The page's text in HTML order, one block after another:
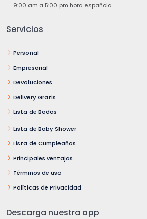
9:00 am a 5:00 pm hora española
Servicios
Personal
Empresarial
Devoluciones
Delivery Gratis
Lista de Bodas
Lista de Baby Shower
Lista de Cumpleaños
Principales ventajas
Términos de uso
Políticas de Privacidad
Descarga nuestra app